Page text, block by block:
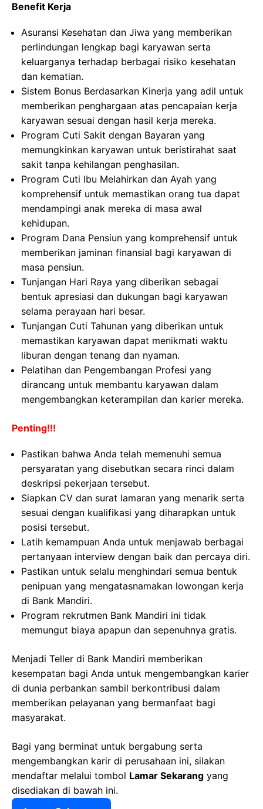
Benefit Kerja
Asuransi Kesehatan dan Jiwa yang memberikan
perlindungan lengkap bagi karyawan serta
keluarganya terhadap berbagai risiko kesehatan
dan kematian.
Sistem Bonus Berdasarkan Kinerja yang adil untuk
memberikan penghargaan atas pencapaian kerja
karyawan sesuai dengan hasil kerja mereka.
Program Cuti Sakit dengan Bayaran yang
memungkinkan karyawan untuk beristirahat saat
sakit tanpa kehilangan penghasilan.
Program Cuti Ibu Melahirkan dan Ayah yang
komprehensif untuk memastikan orang tua dapat
mendampingi anak mereka di masa awal
kehidupan.
Program Dana Pensiun yang komprehensif untuk
memberikan jaminan finansial bagi karyawan di
masa pensiun.
Tunjangan Hari Raya yang diberikan sebagai
bentuk apresiasi dan dukungan bagi karyawan
selama perayaan hari besar.
Tunjangan Cuti Tahunan yang diberikan untuk
memastikan karyawan dapat menikmati waktu
liburan dengan tenang dan nyaman.
Pelatihan dan Pengembangan Profesi yang
dirancang untuk membantu karyawan dalam
mengembangkan keterampilan dan karier mereka.
Penting!!!
Pastikan bahwa Anda telah memenuhi semua
persyaratan yang disebutkan secara rinci dalam
deskripsi pekerjaan tersebut.
Siapkan CV dan surat lamaran yang menarik serta
sesuai dengan kualifikasi yang diharapkan untuk
posisi tersebut.
Latih kemampuan Anda untuk menjawab berbagai
pertanyaan interview dengan baik dan percaya diri.
Pastikan untuk selalu menghindari semua bentuk
penipuan yang mengatasnamakan lowongan kerja
di Bank Mandiri.
Program rekrutmen Bank Mandiri ini tidak
memungut biaya apapun dan sepenuhnya gratis.
Menjadi Teller di Bank Mandiri memberikan
kesempatan bagi Anda untuk mengembangkan karier
di dunia perbankan sambil berkontribusi dalam
memberikan pelayanan yang bermanfaat bagi
masyarakat.
Bagi yang berminat untuk bergabung serta
mengembangkan karir di perusahaan ini, silakan
mendaftar melalui tombol Lamar Sekarang yang
disediakan di bawah ini.